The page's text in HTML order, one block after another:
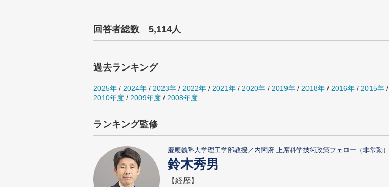
回答者総数 5,114人
過去ランキング
2025年 / 2024年 / 2023年 / 2022年 / 2021年 / 2020年 / 2019年 / 2018年 / 2016年 / 2015年 /
2010年度 / 2009年度 / 2008年度
ランキング監修
慶應義塾大学理工学部教授／内閣府 上席科学技術政策フェロー（非常勤）
鈴木秀男
【経歴】